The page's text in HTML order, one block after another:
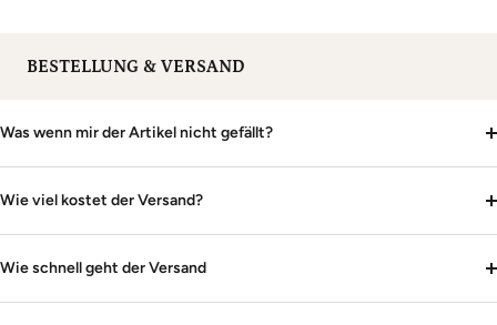
BESTELLUNG & VERSAND
Was wenn mir der Artikel nicht gefällt?
Wie viel kostet der Versand?
Wie schnell geht der Versand